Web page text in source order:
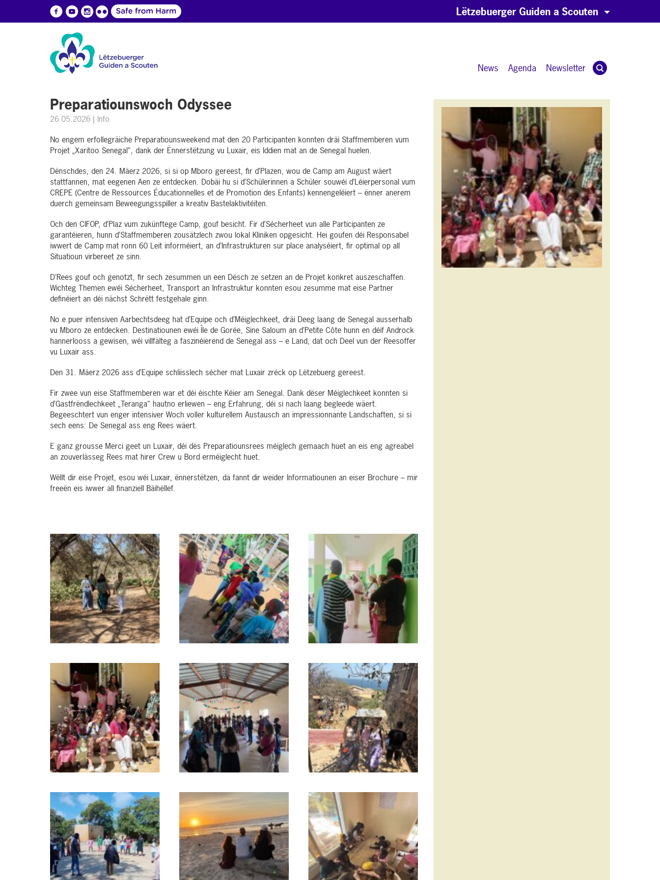
Lëtzebuerger Guiden a Scouten
News Agenda Newsletter
Preparatiounswoch Odyssee
26.05.2026 | Info
No engem erfollegräiche Preparatiounsweekend mat den 20 Participanten konnten dräi Staffmemberen vum
Projet „Xaritoo Senegal“, dank der Ënnerstëtzung vu Luxair, eis Iddien mat an de Senegal huelen.
Dënschdes, den 24. Mäerz 2026, si si op Mboro gereest, fir d’Plazen, wou de Camp am August wäert
stattfannen, mat eegenen Aen ze entdecken. Dobäi hu si d’Schülerinnen a Schüler souwéi d’Léierpersonal vum
CREPE (Centre de Ressources Éducationnelles et de Promotion des Enfants) kennengeléiert – ënner anerem
duerch gemeinsam Beweegungsspiller a kreativ Bastelaktivitéiten.
Och den CIFOP, d’Plaz vum zukünftege Camp, gouf besicht. Fir d’Sécherheet vun alle Participanten ze
garantéieren, hunn d’Staffmemberen zousätzlech zwou lokal Kliniken opgesicht. Hei goufen déi Responsabel
iwwert de Camp mat ronn 60 Leit informéiert, an d’Infrastrukturen sur place analyséiert, fir optimal op all
Situatioun virbereet ze sinn.
D’Rees gouf och genotzt, fir sech zesummen un een Dësch ze setzen an de Projet konkret auszeschaffen.
Wichteg Themen ewéi Sécherheet, Transport an Infrastruktur konnten esou zesumme mat eise Partner
definéiert an déi nächst Schrëtt festgehale ginn.
No e puer intensiven Aarbechtsdeeg hat d’Equipe och d’Méiglechkeet, dräi Deeg laang de Senegal ausserhalb
vu Mboro ze entdecken. Destinatiounen ewéi Île de Gorée, Sine Saloum an d’Petite Côte hunn en déif Androck
hannerlooss a gewisen, wéi villfälteg a faszinéierend de Senegal ass – e Land, dat och Deel vun der Reesoffer
vu Luxair ass.
Den 31. Mäerz 2026 ass d’Equipe schliisslech sécher mat Luxair zréck op Lëtzebuerg gereest.
Fir zwee vun eise Staffmemberen war et déi éischte Kéier am Senegal. Dank dëser Méiglechkeet konnten si
d’Gastfrëndlechkeet „Teranga“ hautno erliewen – eng Erfahrung, déi si nach laang begleede wäert.
Begeeschtert vun enger intensiver Woch voller kulturellem Austausch an impressionnante Landschaften, si si
sech eens: De Senegal ass eng Rees wäert.
E ganz grousse Merci geet un Luxair, déi dës Preparatiounsrees méiglech gemaach huet an eis eng agreabel
an zouverlässeg Rees mat hirer Crew u Bord erméiglecht huet.
Wëllt dir eise Projet, esou wéi Luxair, ënnerstëtzen, da fannt dir weider Informatiounen an eiser Brochure – mir
freeën eis iwwer all finanziell Bäihëllef.